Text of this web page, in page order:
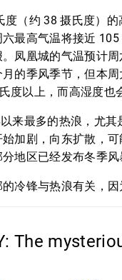
度（约 38 摄氏度）
最高气温将接近
凤凰城的气温预计
的季风季节，但本
度以上，而高湿度也
来最多的热浪，尤
加剧，向东扩散，
地区已经发布冬季风
冷锋与热浪有关，
The